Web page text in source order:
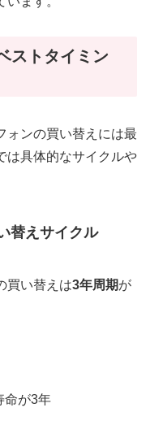
ストタイミン
ォンの買い替えには最
は具体的なサイクルや
替えサイクル
買い替えは3年周期が
命が3年